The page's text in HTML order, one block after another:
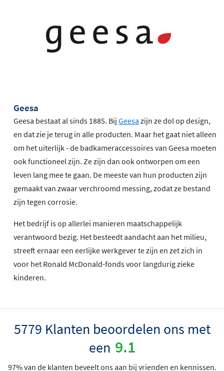
Geesa
Geesa bestaat al sinds 1885. Bij Geesa zijn ze dol op design,
en dat zie je terug in alle producten. Maar het gaat niet alleen
om het uiterlijk - de badkameraccessoires van Geesa moeten
ook functioneel zijn. Ze zijn dan ook ontworpen om een
leven lang mee te gaan. De meeste van hun producten zijn
gemaakt van zwaar verchroomd messing, zodat ze bestand
zijn tegen corrosie.
Het bedrijf is op allerlei manieren maatschappelijk
verantwoord bezig. Het besteedt aandacht aan het milieu,
streeft ernaar een eerlijke werkgever te zijn en zet zich in
voor het Ronald McDonald-fonds voor langdurig zieke
kinderen.
5779 Klanten beoordelen ons met
een 9.1
97% van de klanten beveelt ons aan bij vrienden en kennissen.